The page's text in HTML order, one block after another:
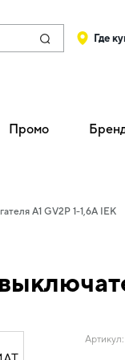
Где
Промо
A1 GV2P 1-1,6А IEK
Артикул: